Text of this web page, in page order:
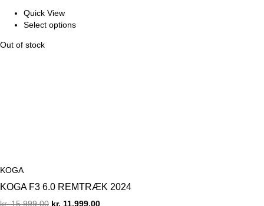
was:
kr. 14.999,00.
Quick View
Select options
Out of stock
KOGA
KOGA F3 6.0 REMTRÆK 2024
kr.15.999,00 Original
kr. 11.999,00Current